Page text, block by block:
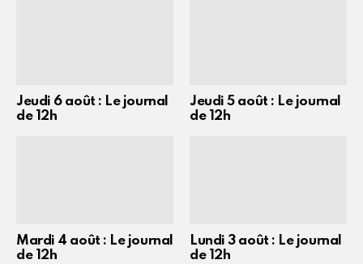
Jeudi 6 août : Le journal
de 12h
Jeudi 5 août : Le journal
de 12h
Mardi 4 août : Le journal
de 12h
Lundi 3 août : Le journal
de 12h